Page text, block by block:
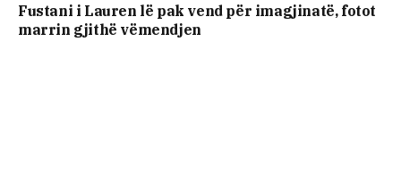
Fustani i Lauren lë pak vend për imagjinatë, fotot
marrin gjithë vëmendjen